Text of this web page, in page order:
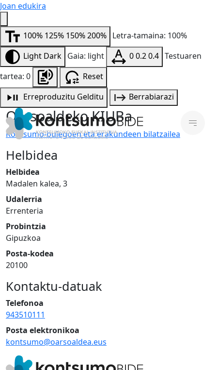
Joan edukira
100% 125% 150%200% Letra-tamaina: 100%
Light Dark Gaia: light 00.20.4 Testuaren
tartea: 0
Reset
Erreproduzitu Gelditu Berrabiarazi
Oarsoaldeko KIUBa
Kontsumo-bulegoen eta erakundeen bilatzailea
Helbidea
Helbidea
Madalen kalea, 3
Udalerria
Errenteria
Probintzia
Gipuzkoa
Posta-kodea
20100
Kontaktu-datuak
Telefonoa
943510111
Posta elektronikoa
kontsumo@oarsoaldea.eus